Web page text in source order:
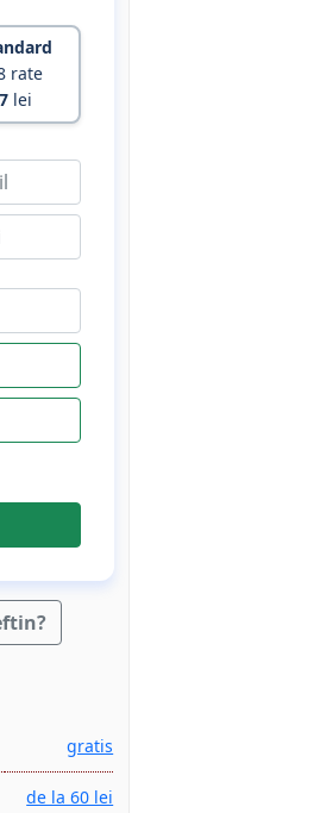
rate
7lei
gratis
de la 60 lei